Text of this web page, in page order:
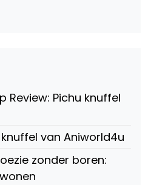
Review: Pichu knuffel
knuffel van Aniworld4u
zonder boren: